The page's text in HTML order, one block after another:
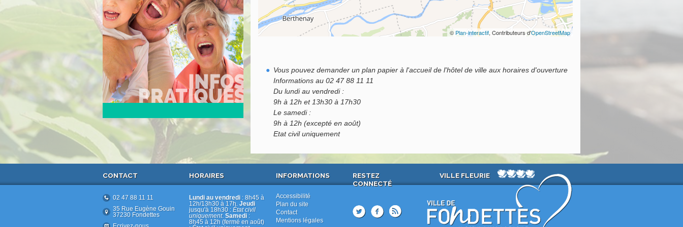
© Plan-interactif, Contributeurs d'OpenStreetMap
Vous pouvez demander un plan papier à l'accueil de l'hôtel de ville aux horaires d'ouverture
Informations au 02 47 88 11 11
Du lundi au vendredi :
9h à 12h et 13h30 à 17h30
Le samedi :
9h à 12h (excepté en août)
Etat civil uniquement
CONTACT
02 47 88 11 11
35 Rue Eugène Gouin
37230 Fondettes
HORAIRES
Lundi au vendredi: 8h45 à
12h/13h30 à 17h.Jeudi
jusqu'à 18h30 :État civil
uniquement.Samedi:
8h45 à 12h (fermé en août)
INFORMATIONS
Accessibilité
Plan du site
Contact
Mentions légales
RESTEZ
CONNECTÉ
VILLE FLEURIE